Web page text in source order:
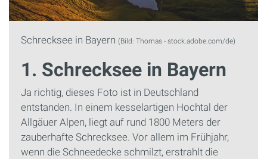
Schrecksee in Bayern (Bild: Thomas - stock.adobe.com/de)
1. Schrecksee in Bayern
Ja richtig, dieses Foto ist in Deutschland
entstanden. In einem kesselartigen Hochtal der
Allgäuer Alpen, liegt auf rund 1800 Meters der
zauberhafte Schrecksee. Vor allem im Frühjahr,
wenn die Schneedecke schmilzt, erstrahlt die